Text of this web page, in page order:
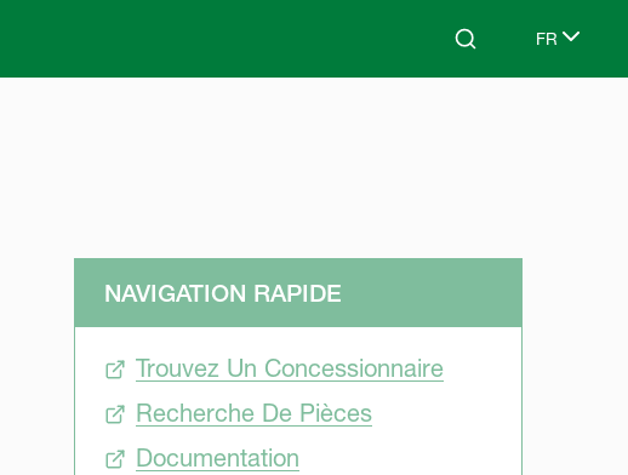
Search FR
Select
NAVIGATION RAPIDE
Trouvez Un Concessionnaire
Recherche De Pièces
Documentation